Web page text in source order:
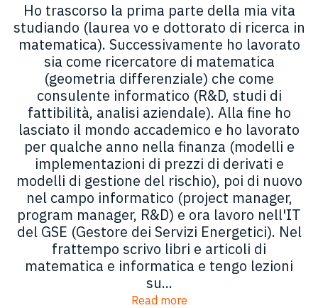
Ho trascorso la prima parte della mia vita
studiando (laurea vo e dottorato di ricerca in
matematica). Successivamente ho lavorato
sia come ricercatore di matematica
(geometria differenziale) che come
consulente informatico (R&D, studi di
fattibilità, analisi aziendale). Alla fine ho
lasciato il mondo accademico e ho lavorato
per qualche anno nella finanza (modelli e
implementazioni di prezzi di derivati e
modelli di gestione del rischio), poi di nuovo
nel campo informatico (project manager,
program manager, R&D) e ora lavoro nell'IT
del GSE (Gestore dei Servizi Energetici). Nel
frattempo scrivo libri e articoli di
matematica e informatica e tengo lezioni
su...
Read more